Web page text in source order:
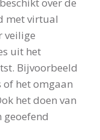
met virtual
veilige
uit het
Bijvoorbeeld
het omgaan
het doen van